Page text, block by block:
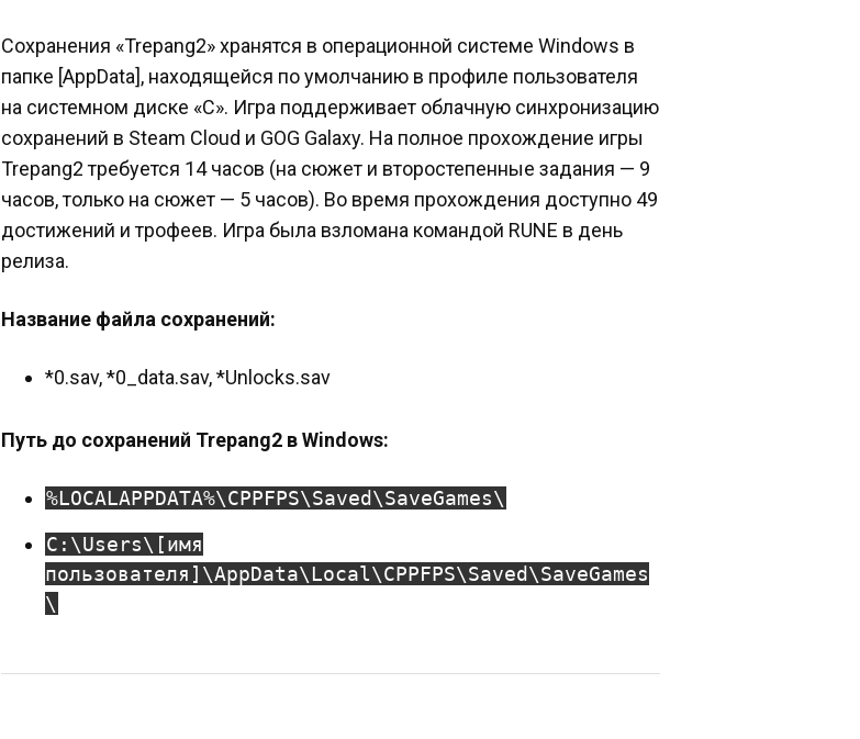
Сохранения «Trepang2» хранятся в операционной системе Windows в
папке [AppData], находящейся по умолчанию в профиле пользователя
на системном диске «C». Игра поддерживает облачную синхронизацию
сохранений в Steam Cloud и GOG Galaxy. На полное прохождение игры
Trepang2 требуется 14 часов (на сюжет и второстепенные задания — 9
часов, только на сюжет — 5 часов). Во время прохождения доступно 49
достижений и трофеев. Игра была взломана командой RUNE в день
релиза.
Название файла сохранений:
*0.sav, *0_data.sav, *Unlocks.sav
Путь до сохранений Trepang2 в Windows:
%LOCALAPPDATA%\CPPFPS\Saved\SaveGames\
C:\Users\[имя
пользователя]\AppData\Local\CPPFPS\Saved\SaveGames
\